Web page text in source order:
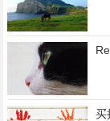
买